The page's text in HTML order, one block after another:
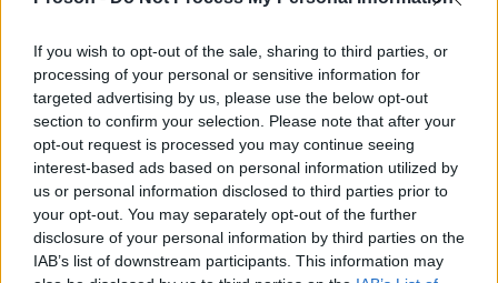
If you wish to opt-out of the sale, sharing to third parties, or
processing of your personal or sensitive information for
targeted advertising by us, please use the below opt-out
section to confirm your selection. Please note that after your
opt-out request is processed you may continue seeing
interest-based ads based on personal information utilized by
us or personal information disclosed to third parties prior to
your opt-out. You may separately opt-out of the further
disclosure of your personal information by third parties on the
IAB’s list of downstream participants. This information may
Στις 7 Φεβρουαρίου 2025 «έβρεξε» κεραμίδια
Ηράκλειο της Κρήτης
Στις 27 Ιανουαρίου 2025 «έβρεξε»
σοβάδεςστο 1ο Δημοτικό Σχολείο
Περιστερίου
Στις 13 Ιανουαρίου 2025 το6ο Δημοτικό
Σχολείο Κορυδαλλού ξαναπλημμύρισε . Οι